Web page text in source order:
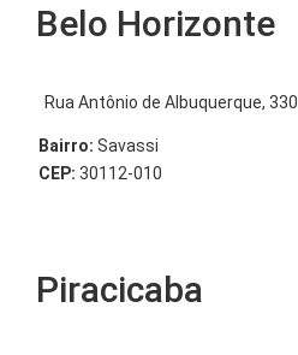
Belo Horizonte
Rua Antônio de Albuquerque, 330
Bairro: Savassi
CEP: 30112-010
Piracicaba